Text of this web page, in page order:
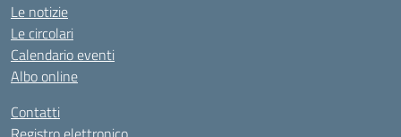
Le notizie
Le circolari
Calendario eventi
Albo online
Contatti